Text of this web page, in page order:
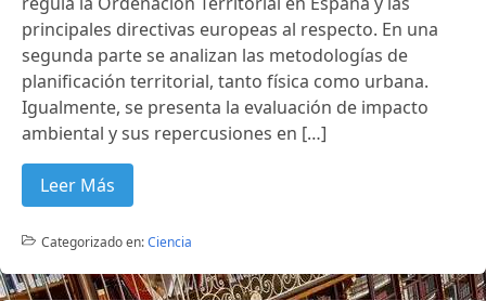
principales directivas europeas al respecto. En una
segunda parte se analizan las metodologías de
planificación territorial, tanto física como urbana.
Igualmente, se presenta la evaluación de impacto
ambiental y sus repercusiones en […]
Leer Más
Categorizado en:Ciencia